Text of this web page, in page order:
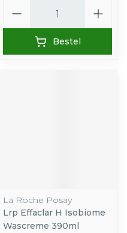
Bestel
La Roche Posay
Lrp Effaclar H Isobiome
Wascreme 390ml